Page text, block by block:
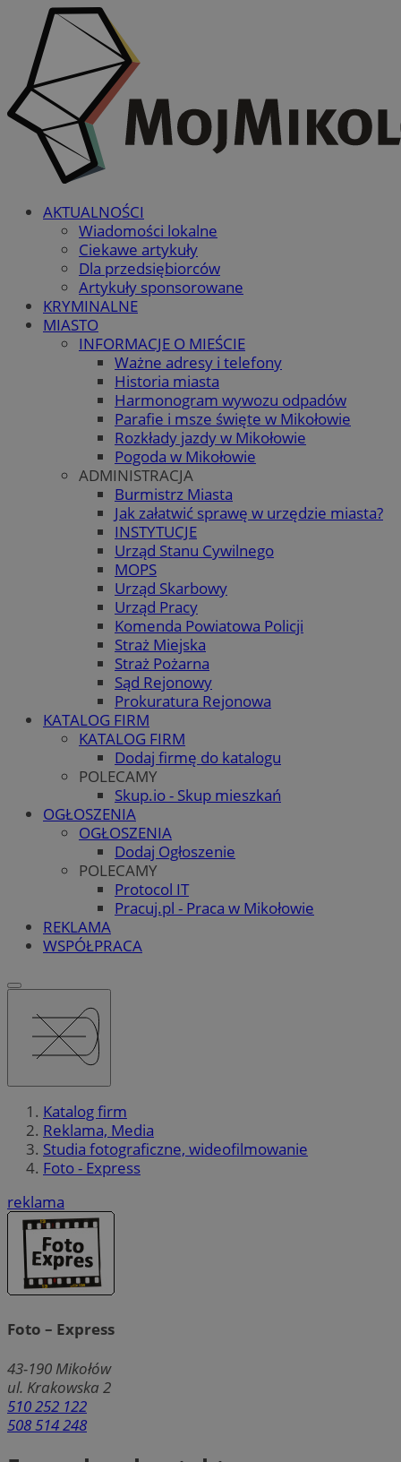
AKTUALNOŚCI
Wiadomości lokalne
Ciekawe artykuły
Dla przedsiębiorców
Artykuły sponsorowane
KRYMINALNE
MIASTO
INFORMACJE O MIEŚCIE
Ważne adresy i telefony
Historia miasta
Harmonogram wywozu odpadów
Parafie i msze święte w Mikołowie
Rozkłady jazdy w Mikołowie
Pogoda w Mikołowie
ADMINISTRACJA
Burmistrz Miasta
Jak załatwić sprawę w urzędzie miasta?
INSTYTUCJE
Urząd Stanu Cywilnego
MOPS
Urząd Skarbowy
Urząd Pracy
Komenda Powiatowa Policji
Straż Miejska
Straż Pożarna
Sąd Rejonowy
Prokuratura Rejonowa
KATALOG FIRM
KATALOG FIRM
Dodaj firmę do katalogu
POLECAMY
Skup.io - Skup mieszkań
OGŁOSZENIA
OGŁOSZENIA
Dodaj Ogłoszenie
POLECAMY
Protocol IT
Pracuj.pl - Praca w Mikołowie
REKLAMA
WSPÓŁPRACA
Katalog firm
Reklama, Media
Studia fotograficzne, wideofilmowanie
Foto - Express
reklama
Foto – Express
43-190 Mikołów
ul. Krakowska 2
510 252 122
508 514 248